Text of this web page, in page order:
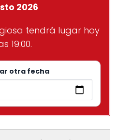
2026
tendrá lugar hoy
19:00.
otra fecha